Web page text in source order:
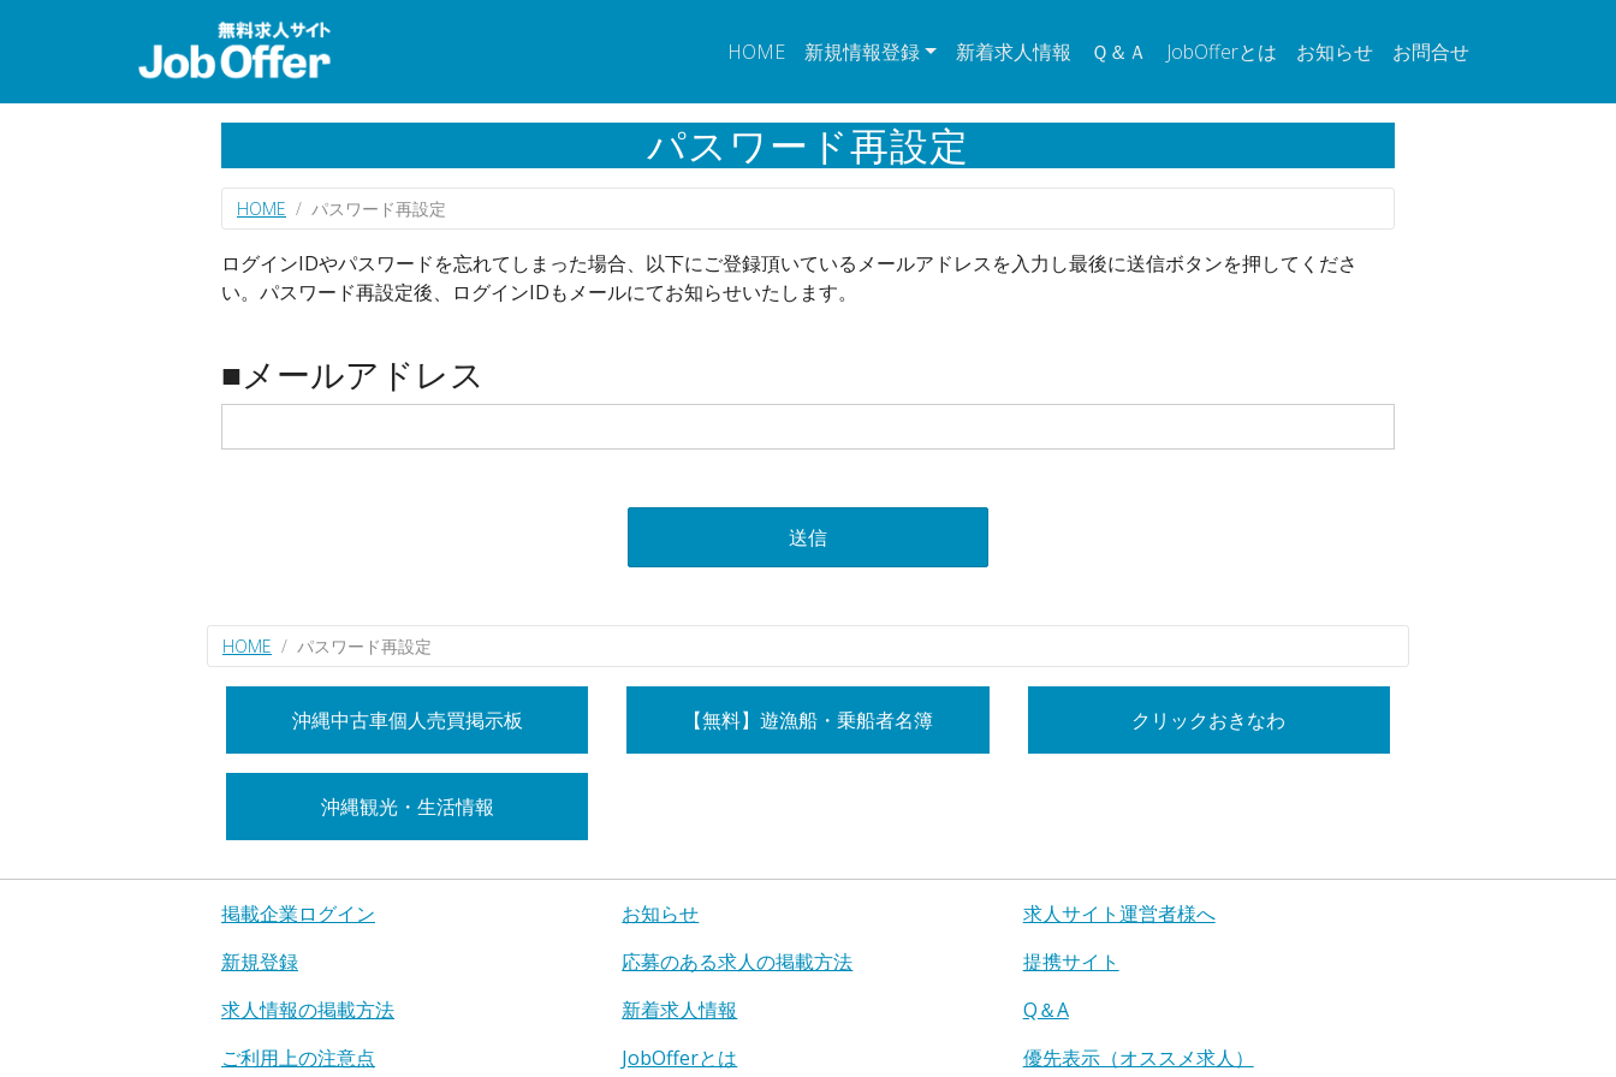
HOME 新規情報登録 新着求人情報 Ｑ＆Ａ JobOfferとは お知らせ お問合せ
パスワード再設定
HOME パスワード再設定
ログインIDやパスワードを忘れてしまった場合、以下にご登録頂いているメールアドレスを入力し最後に送信ボタンを押してくださ
い。パスワード再設定後、ログインIDもメールにてお知らせいたします。
■メールアドレス
送信
HOME パスワード再設定
沖縄中古車個人売買掲示板 【無料】遊漁船・乗船者名簿 クリックおきなわ
沖縄観光・生活情報
掲載企業ログイン
新規登録
求人情報の掲載方法
ご利用上の注意点
お知らせ
応募のある求人の掲載方法
新着求人情報
JobOfferとは
求人サイト運営者様へ
提携サイト
Q＆A
優先表示（オススメ求人）